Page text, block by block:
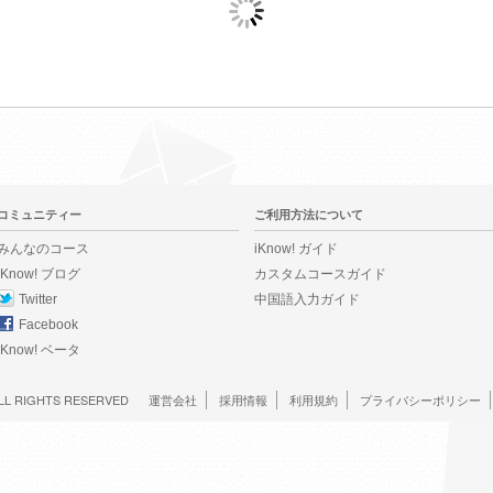
ミュニティー
んなのコース
ブログ
Twitter
Facebook
ベータ
ご利用方法について
iKnow! ガイド
カスタムコースガイド
中国語入力ガイド
RIGHTS RESERVED 運営会社 採用情報 利用規約 プライバシーポリシー